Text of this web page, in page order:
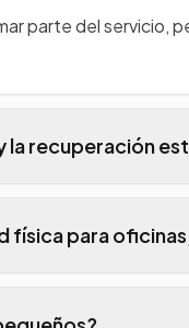
parte del servicio,
la recuperación
física para